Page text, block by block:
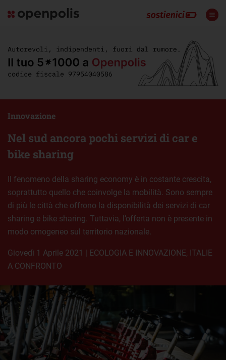
Nel sud ancora pochi servizi di car e
bike sharing
Innovazione
Il fenomeno della sharing economy è in costante crescita,
soprattutto quello che coinvolge la mobilità. Sono sempre
di più le città che offrono la disponibilità dei servizi di car
sharing e bike sharing. Tuttavia, l’offerta non è presente in
modo omogeneo sul territorio nazionale.
giovedì 1 Aprile 2021 | ECOLOGIA E INNOVAZIONE, ITALIE
A CONFRONTO